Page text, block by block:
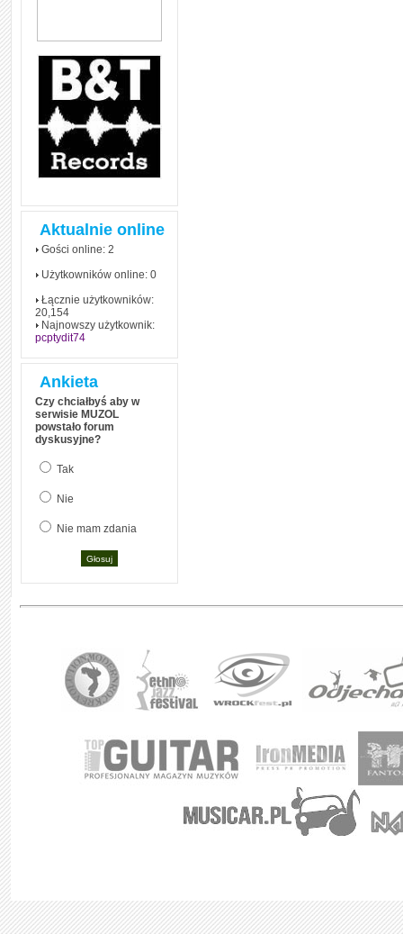
dłużej!
Aktualnie online
Gości online: 2
Użytkowników online: 0
Łącznie użytkowników:
20,154
Najnowszy użytkownik:
pcptydit74
Ankieta
Czy chciałbyś aby w
serwisie MUZOL
powstało forum
dyskusyjne?
Tak
Nie
Nie mam zdania